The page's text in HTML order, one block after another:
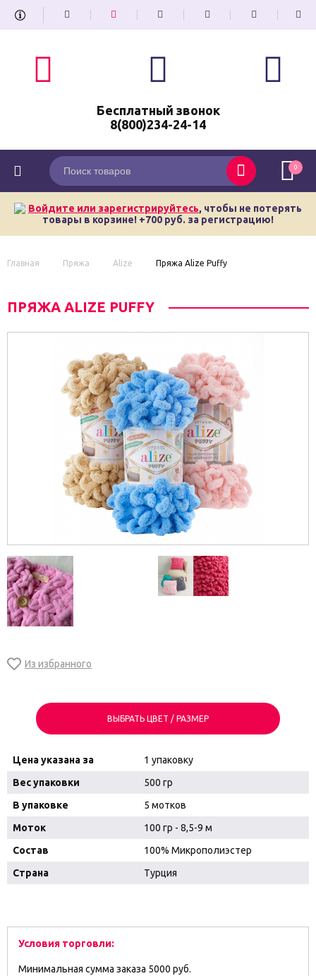
Бесплатный звонок
8(800)234-24-14
0
Войдите или зарегистрируйтесь, чтобы не потерять
товары в корзине! +700 руб. за регистрацию!
Главная Пряжа Alize Пряжа Alize Puffy
ПРЯЖА ALIZE PUFFY
ВЫБРАТЬ ЦВЕТ / РАЗМЕР
Цена указана за
1 упаковку
Вес упаковки
500 гр
В упаковке
5 мотков
Моток
100 гр - 8,5-9 м
Состав
100% Микрополиэстер
Страна
Турция
Условия торговли:
Минимальная сумма заказа 5000 руб.